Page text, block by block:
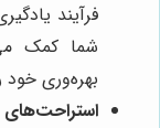
فرآیند
شما کمک
بهره‌وری خود